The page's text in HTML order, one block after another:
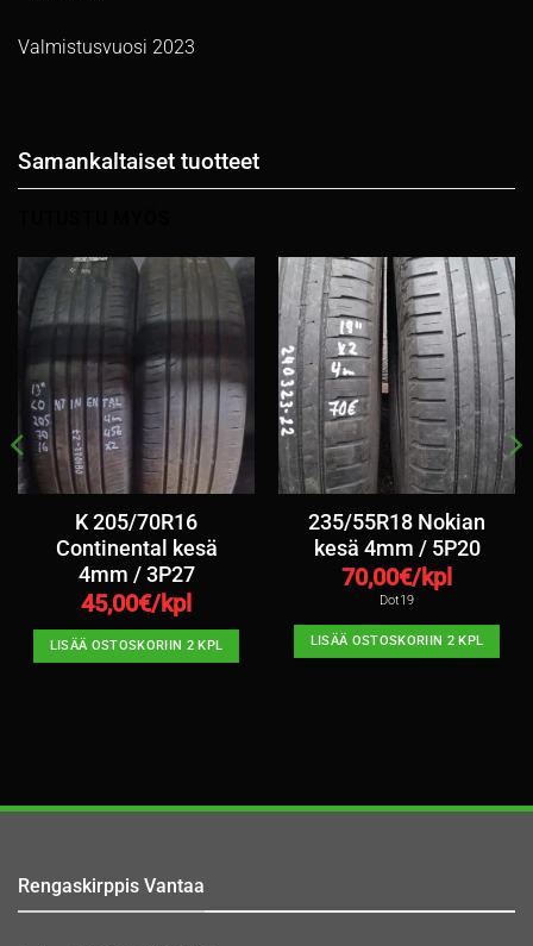
Valmistusvuosi 2023
Samankaltaiset tuotteet
K 205/70R16
Continental kesä
4mm / 3P27
45,00€/kpl
LISÄÄ OSTOSKORIIN 2 KPL
235/55R18 Nokian
kesä 4mm / 5P20
70,00€/kpl
Dot19
LISÄÄ OSTOSKORIIN 2 KPL
Rengaskirppis Vantaa